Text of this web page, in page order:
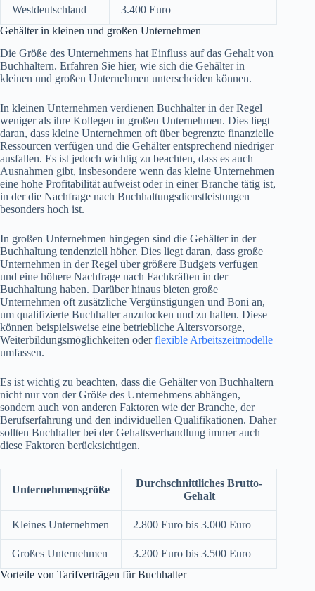
Westdeutschland
3.400 Euro
Gehälter in kleinen und großen Unternehmen
Die Größe des Unternehmens hat Einfluss auf das Gehalt von
Buchhaltern. Erfahren Sie hier, wie sich die Gehälter in
kleinen und großen Unternehmen unterscheiden können.
In kleinen Unternehmen verdienen Buchhalter in der Regel
weniger als ihre Kollegen in großen Unternehmen. Dies liegt
daran, dass kleine Unternehmen oft über begrenzte finanzielle
Ressourcen verfügen und die Gehälter entsprechend niedriger
ausfallen. Es ist jedoch wichtig zu beachten, dass es auch
Ausnahmen gibt, insbesondere wenn das kleine Unternehmen
eine hohe Profitabilität aufweist oder in einer Branche tätig ist,
in der die Nachfrage nach Buchhaltungsdienstleistungen
besonders hoch ist.
In großen Unternehmen hingegen sind die Gehälter in der
Buchhaltung tendenziell höher. Dies liegt daran, dass große
Unternehmen in der Regel über größere Budgets verfügen
und eine höhere Nachfrage nach Fachkräften in der
Buchhaltung haben. Darüber hinaus bieten große
Unternehmen oft zusätzliche Vergünstigungen und Boni an,
um qualifizierte Buchhalter anzulocken und zu halten. Diese
können beispielsweise eine betriebliche Altersvorsorge,
Weiterbildungsmöglichkeiten oderflexible Arbeitszeitmodelle
umfassen.
Es ist wichtig zu beachten, dass die Gehälter von Buchhaltern
nicht nur von der Größe des Unternehmens abhängen,
sondern auch von anderen Faktoren wie der Branche, der
Berufserfahrung und den individuellen Qualifikationen. Daher
sollten Buchhalter bei der Gehaltsverhandlung immer auch
diese Faktoren berücksichtigen.
Unternehmensgröße
Durchschnittliches Brutto-
Gehalt
Kleines Unternehmen 2.800 Euro bis 3.000 Euro
Großes Unternehmen
3.200 Euro bis 3.500 Euro
Vorteile von Tarifverträgen für Buchhalter